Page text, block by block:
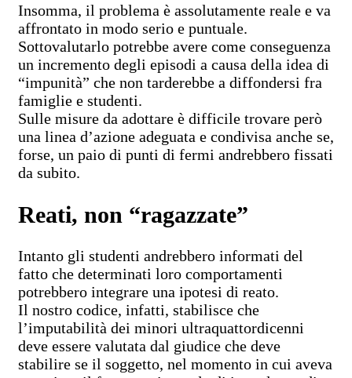
Insomma, il problema è assolutamente reale e va
affrontato in modo serio e puntuale.
Sottovalutarlo potrebbe avere come conseguenza
un incremento degli episodi a causa della idea di
“impunità” che non tarderebbe a diffondersi fra
famiglie e studenti.
Sulle misure da adottare è difficile trovare però
una linea d’azione adeguata e condivisa anche se,
forse, un paio di punti di fermi andrebbero fissati
da subito.
Reati, non “ragazzate”
Intanto gli studenti andrebbero informati del
fatto che determinati loro comportamenti
potrebbero integrare una ipotesi di reato.
Il nostro codice, infatti, stabilisce che
l’imputabilità dei minori ultraquattordicenni
deve essere valutata dal giudice che deve
stabilire se il soggetto, nel momento in cui aveva